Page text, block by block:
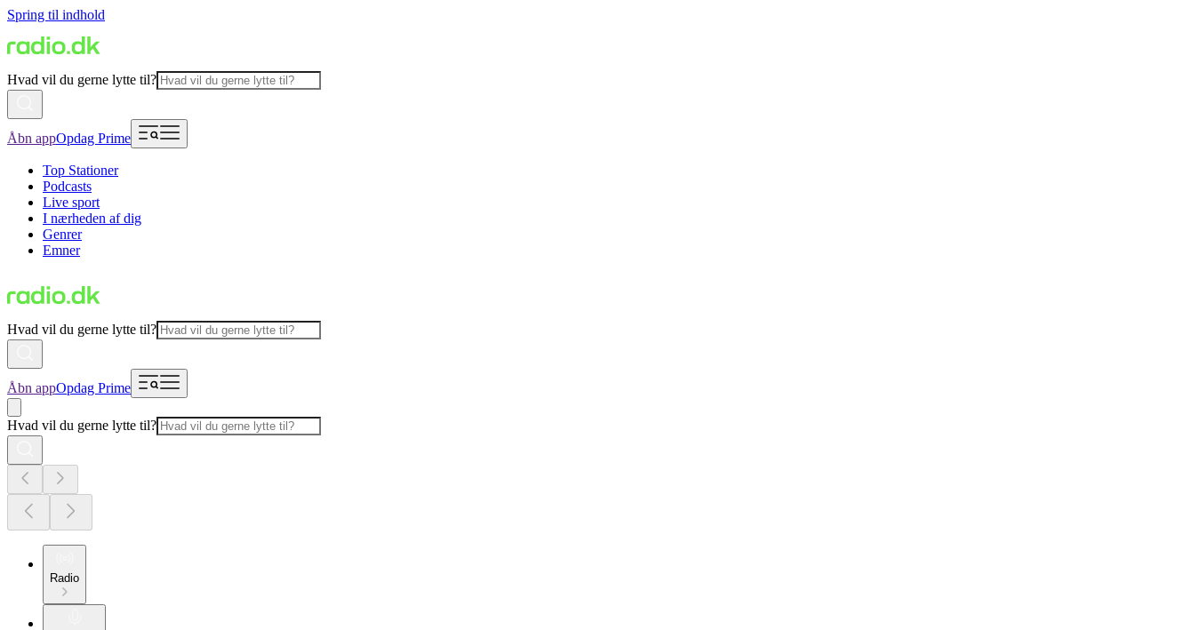
Spring til indhold
Hvad vil du gerne lytte til?
Åbn appOpdag Prime
Top Stationer
Podcasts
Live sport
I nærheden af dig
Genrer
Emner
Hvad vil du gerne lytte til?
Åbn appOpdag Prime
Hvad vil du gerne lytte til?
Radio